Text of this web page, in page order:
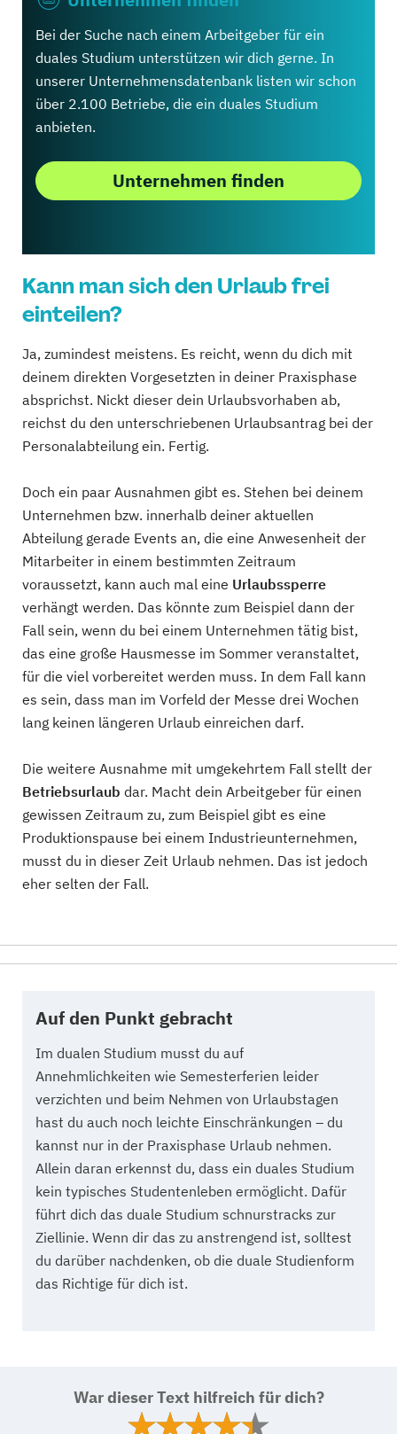
Bei der Suche nach einem Arbeitgeber für ein
duales Studium unterstützen wir dich gerne. In
unserer Unternehmensdatenbank listen wir schon
über 2.100 Betriebe, die ein duales Studium
anbieten.
Unternehmen finden
Kann man sich den Urlaub frei
einteilen?
Ja, zumindest meistens. Es reicht, wenn du dich mit
deinem direkten Vorgesetzten in deiner Praxisphase
absprichst. Nickt dieser dein Urlaubsvorhaben ab,
reichst du den unterschriebenen Urlaubsantrag bei der
Personalabteilung ein. Fertig.
Doch ein paar Ausnahmen gibt es. Stehen bei deinem
Unternehmen bzw. innerhalb deiner aktuellen
Abteilung gerade Events an, die eine Anwesenheit der
Mitarbeiter in einem bestimmten Zeitraum
voraussetzt, kann auch mal eine Urlaubssperre
verhängt werden. Das könnte zum Beispiel dann der
Fall sein, wenn du bei einem Unternehmen tätig bist,
das eine große Hausmesse im Sommer veranstaltet,
für die viel vorbereitet werden muss. In dem Fall kann
es sein, dass man im Vorfeld der Messe drei Wochen
lang keinen längeren Urlaub einreichen darf.
Die weitere Ausnahme mit umgekehrtem Fall stellt der
Betriebsurlaub dar. Macht dein Arbeitgeber für einen
gewissen Zeitraum zu, zum Beispiel gibt es eine
Produktionspause bei einem Industrieunternehmen,
musst du in dieser Zeit Urlaub nehmen. Das ist jedoch
eher selten der Fall.
Auf den Punkt gebracht
Im dualen Studium musst du auf
Annehmlichkeiten wie Semesterferien leider
verzichten und beim Nehmen von Urlaubstagen
hast du auch noch leichte Einschränkungen – du
kannst nur in der Praxisphase Urlaub nehmen.
Allein daran erkennst du, dass ein duales Studium
kein typisches Studentenleben ermöglicht. Dafür
führt dich das duale Studium schnurstracks zur
Ziellinie. Wenn dir das zu anstrengend ist, solltest
du darüber nachdenken, ob die duale Studienform
das Richtige für dich ist.
War dieser Text hilfreich für dich?